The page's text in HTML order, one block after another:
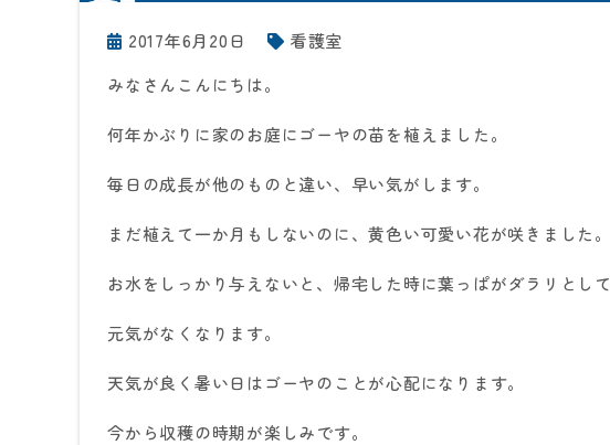
2017年6月20日
看護室
みなさんこんにちは。
何年かぶりに家のお庭にゴーヤの苗を植えました。
毎日の成長が他のものと違い、早い気がします。
まだ植えて一か月もしないのに、黄色い可愛い花が咲きました。
お水をしっかり与えないと、帰宅した時に葉っぱがダラリとして
元気がなくなります。
天気が良く暑い日はゴーヤのことが心配になります。
今から収穫の時期が楽しみです。